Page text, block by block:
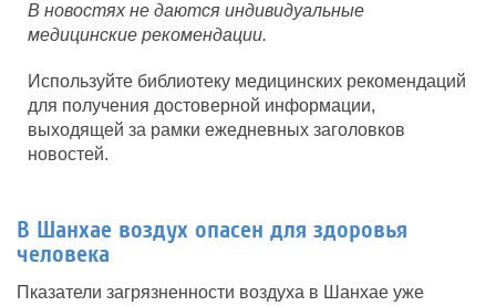
В новостях не даются индивидуальные
медицинские рекомендации.
Используйте библиотеку медицинских рекомендаций
для получения достоверной информации,
выходящей за рамки ежедневных заголовков
новостей.
В Шанхае воздух опасен для здоровья
человека
Пказатели загрязненности воздуха в Шанхае уже